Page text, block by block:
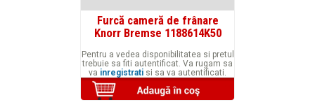
Furcă cameră de frânare
Knorr Bremse 1188614K50
Pentru a vedea disponibilitatea si pretul
trebuie sa fiti autentificat. Va rugam sa
va inregistrati si sa va autentificati.